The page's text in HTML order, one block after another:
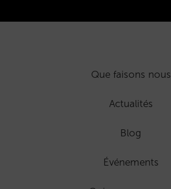
Que faisons nous
Actualités
Blog
Événements